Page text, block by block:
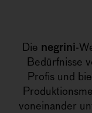
Die negrini-
Bedürfnisse
Profis und
voneinander